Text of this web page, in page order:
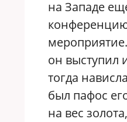
на Западе
он выступил
тогда
был пафос
на вес